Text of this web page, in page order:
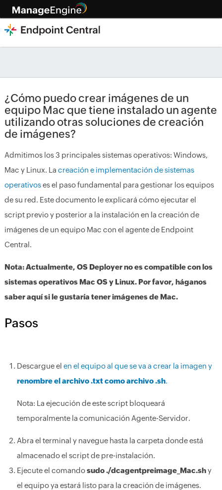
¿Cómo puedo crear imágenes de un
equipo Mac que tiene instalado un agente
utilizando otras soluciones de creación
de imágenes?
Admitimos los 3 principales sistemas operativos: Windows,
Mac y Linux. La creación e implementación de sistemas
operativoses el paso fundamental para gestionar los equipos
de su red. Este documento le explicará cómo ejecutar el
script previo y posterior a la instalación en la creación de
imágenes de un equipo Mac con el agente de Endpoint
Central.
Nota: Actualmente, OS Deployer no es compatible con los
sistemas operativos Mac OS y Linux. Por favor, háganos
saber aquí si le gustaría tener imágenes de Mac.
Pasos
Descargue el en el equipo al que se va a crear la imagen y
renombre el archivo .txt como archivo .sh.
Nota: La ejecución de este script bloqueará
temporalmente la comunicación Agente-Servidor.
Abra el terminal y navegue hasta la carpeta donde está
almacenado el script de pre-instalación.
Ejecute el comandosudo ./dcagentpreimage_Mac.shy
el equipo ya estará listo para la creación de imágenes.